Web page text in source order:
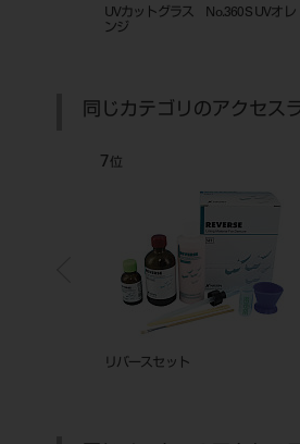
UVカットグラス No.360S UVオレ
ンジ
同じカテゴリのアクセス
7 位
リバースセット